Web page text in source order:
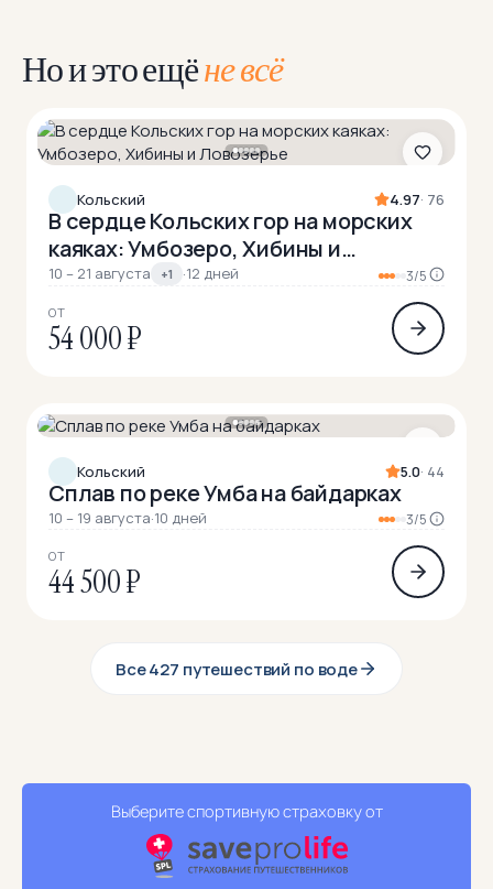
Но и это ещёне всё
Кольский 4.97· 76
В сердце Кольских гор на морских
каяках: Умбозеро, Хибины и
Ловозерье
10 – 21 августа +1 ·12 дней 3/5
ОТ
54 000 ₽
Кольский 5.0· 44
Сплав по реке Умба на байдарках
10 – 19 августа·10 дней 3/5
ОТ
44 500 ₽
Все 427 путешествий по воде